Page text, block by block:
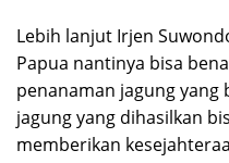
Lebih lanjut Irjen
Papua nantinya bisa
penanaman jagung yang
jagung yang dihasilkan
memberikan